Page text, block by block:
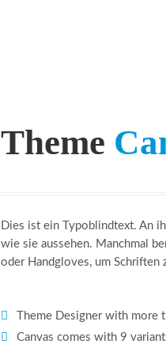
Theme
Dies ist ein Typoblindtext. An
wie sie aussehen. Manchmal
oder Handgloves, um Schriften
Theme Designer with more
Canvas comes with 9